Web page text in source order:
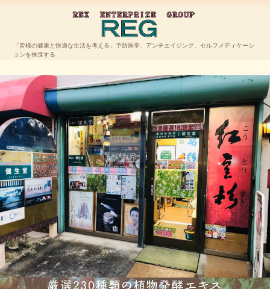
ＲＥＧ
「皆様の健康と快適な生活を考える」予防医学、アンチエイジング、セルフメディケーシ
ョンを推進する
〒351-0034 埼玉県朝霞市西原2-13-13